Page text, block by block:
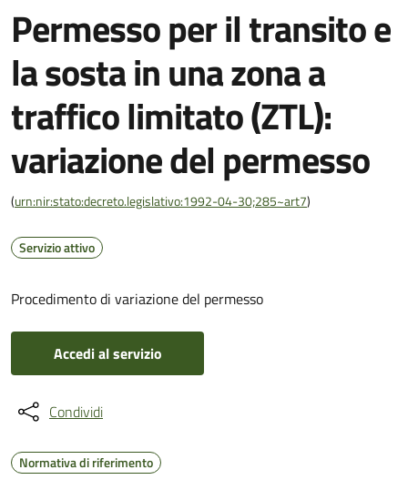
Permesso per il transito e
la sosta in una zona a
traffico limitato (ZTL):
variazione del permesso
(urn:nir:stato:decreto.legislativo:1992-04-30;285~art7)
Servizio attivo
Procedimento di variazione del permesso
Accedi al servizio
Condividi
Normativa di riferimento